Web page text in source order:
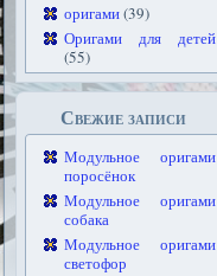
оригами(39)
Оригами для детей
(55)
Свежие записи
Модульное оригами
поросёнок
Модульное оригами
собака
Модульное оригами
светофор